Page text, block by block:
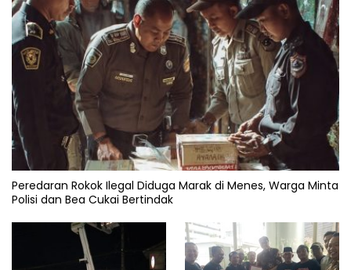
Peredaran Rokok Ilegal Diduga Marak di Menes, Warga Minta
Polisi dan Bea Cukai Bertindak